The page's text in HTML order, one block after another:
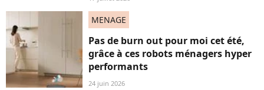
MENAGE
Pas de burn out pour moi cet été,
grâce à ces robots ménagers hyper
performants
24 juin 2026